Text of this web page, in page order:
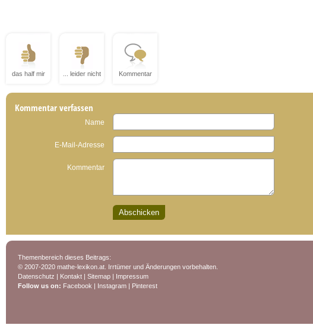
das half mir ... leider nicht Kommentar
Kommentar verfassen
Name
E-Mail-Adresse
Kommentar
Themenbereich dieses Beitrags:
© 2007-2020 mathe-lexikon.at. Irrtümer und Änderungen vorbehalten.
Datenschutz | Kontakt | Sitemap | Impressum
Follow us on: Facebook | Instagram | Pinterest